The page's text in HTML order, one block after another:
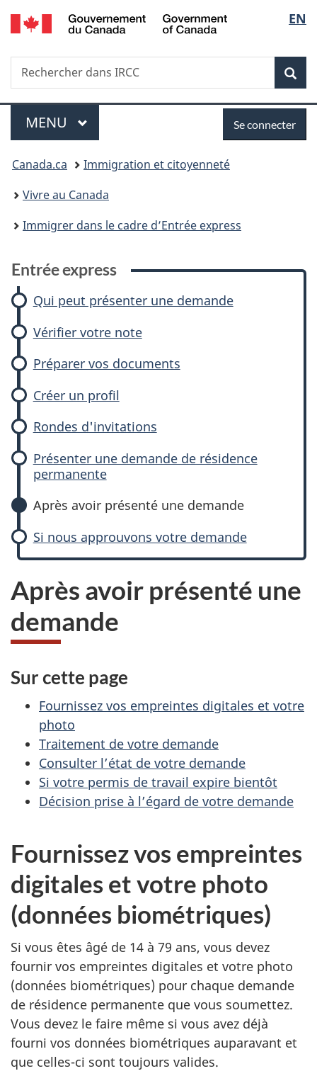
Passer
au
Passer
à
Passer
à
du
Passer
à
simplifiée
de
la
EN
Recherche
Rechercher
dans
Menu
MENU PRINCIPAL
connecter
Se connecter
Vous
êtes
ici :
Canada.ca
Immigration et citoyenneté
Vivre au Canada
Immigrer dans le cadre d’Entrée express
Entrée express
Qui peut présenter une demande
Vérifier votre note
Préparer vos documents
Créer un profil
Rondes d'invitations
Présenter une demande de résidence
permanente
Après avoir présenté une demande
Si nous approuvons votre demande
Après avoir présenté une
demande
Sur cette page
Fournissez vos empreintes digitales et votre
photo
Traitement de votre demande
Consulter l’état de votre demande
Si votre permis de travail expire bientôt
Décision prise à l’égard de votre demande
Fournissez vos empreintes
digitales et votre photo
(données biométriques)
Si vous êtes âgé de 14 à 79 ans, vous devez
fournir vos empreintes digitales et votre photo
(données biométriques) pour chaque demande
de résidence permanente que vous soumettez.
Vous devez le faire même si vous avez déjà
fourni vos données biométriques auparavant et
que celles-ci sont toujours valides.